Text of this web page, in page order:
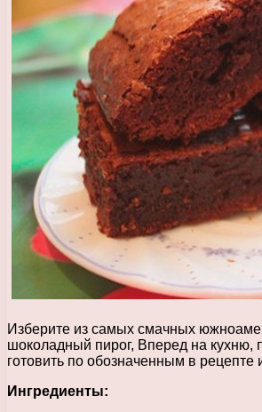
Изберите из самых смачных
шоколадный пирог, Вперед на кухню,
готовить по обозначенным в рецепте
Ингредиенты: